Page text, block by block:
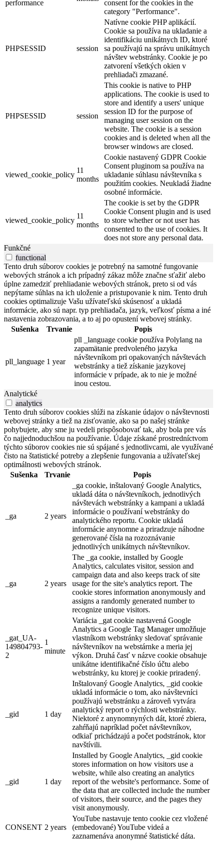
performance
consent for the cookies in the
category "Performance".
PHPSESSID session
Natívne cookie PHP aplikácií.
Cookie sa používa na ukladanie a
identifikáciu unikátnych ID, ktoré
sa používajú na správu unikátnych
návštev webstránky. Cookie je po
zatvorení všetkých okien v
prehliadači zmazané.
PHPSESSID session
This cookie is native to PHP
applications. The cookie is used to
store and identify a users' unique
session ID for the purpose of
managing user session on the
website. The cookie is a session
cookies and is deleted when all the
browser windows are closed.
viewed_cookie_policy
11
months
Cookie nastavený GDPR Cookie
Consent pluginom sa používa na
ukladanie súhlasu návštevníka s
použitím cookies. Neukladá žiadne
osobné informácie.
viewed_cookie_policy
11
months
The cookie is set by the GDPR
Cookie Consent plugin and is used
to store whether or not user has
consented to the use of cookies. It
does not store any personal data.
Funkčné
functional
Tento druh súborov cookies je potrebný na samotné fungovanie
webových stránok a ich prípadný zákaz môže značne sťažiť alebo
úplne zamedziť prehliadanie webových stránok, preto si od vás
nepýtame súhlas na ich uloženie a pristupovanie k nim. Tento druh
cookies optimalizuje Vašu užívateľskú skúsenosť a ukladá
informácie, ako sú napr. typ prehliadača, jazyk, veľkosť písma a iné
nastavenia zobrazovania, a to aj po opustení webovej stránky.
Sušenka
Trvanie Popis
pll_language 1 year
pll _language cookie používa Polylang na
zapamätanie predvoleného jazyka
návštevníkom pri opakovaných návštevách
webstránky a tiež získanie jazykovej
informácie v prípade, ak to nie je možné
inou cestou.
Analytické
analytics
Tento druh súborov cookies slúži na získanie údajov o návštevnosti
webovej stránky a tiež na zisťovanie, ako sa po našej stránke
pohybujete, aby sme ju vedeli prispôsobovať tak, aby bola pre vás
čo najjednoduchšou na používanie. Údaje získané prostredníctvom
týchto súborov cookies nie sú spájané s jednotlivcami, ale využívané
čisto na štatistické potreby a zlepšenie fungovania a užívateľskej
optimálnosti webových stránok.
Sušenka
Trvanie Popis
_ga 2 years
_ga cookie, inštalovaný Google Analytics,
ukladá dáta o návštevníkoch, jednotlivých
návštevách webstránky a kampani a ukladá
informácie o používaní webstránky do
analytického reportu. Cookie ukladá
informácie anynomne a priradzuje náhodne
generované čísla na rozoznávanie
jednotlivých unikátnych návštevníkov.
_ga 2 years
The _ga cookie, installed by Google
Analytics, calculates visitor, session and
campaign data and also keeps track of site
usage for the site's analytics report. The
cookie stores information anonymously and
assigns a randomly generated number to
recognize unique visitors.
_gat_UA-
149804793-
2
1
minute
Variácia _gat cookie nastavená Google
Analytics a Google Tag Manager umožňuje
vlastníkom webstránky sledovať správanie
návštevníkov na webstárnke a meria jej
výkon. Druhá časť v názve cookie obsahuje
unikátne identifikačné číslo účtu alebo
webstránky, ku ktorej je cookie priradený.
_gid 1 day
Inštalovaný Google Analytics, _gid cookie
ukladá informácie o tom, ako návštevníci
používajú webstránku a zároveň vytvára
analytický report o rýchlosti webstránky.
Niektoré z anynomnyných dát, ktoré zbiera,
zahŕňajú napríklad počet návštevníkov,
odkiaľ prichádzajú a počet podstránok, ktor
navštívili.
_gid 1 day
Installed by Google Analytics, _gid cookie
stores information on how visitors use a
website, while also creating an analytics
report of the website's performance. Some of
the data that are collected include the number
of visitors, their source, and the pages they
visit anonymously.
CONSENT 2 years
YouTube nastavuje tento cookie cez vložené
(embedované) YouTube videá a
zaznamenáva anonymné štatistické dáta.